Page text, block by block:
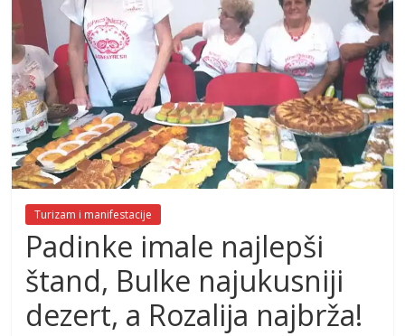
Turizam i manifestacije
Padinke imale najlepši
štand, Bulke najukusniji
dezert, a Rozalija najbrža!